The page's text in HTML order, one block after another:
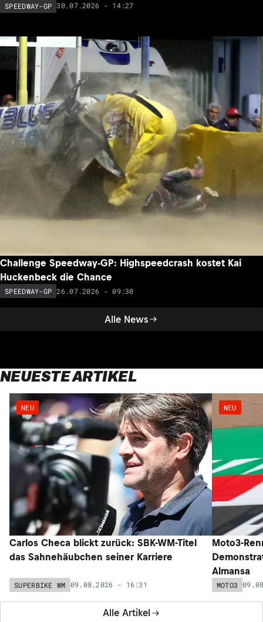
Alle News
SPEEDWAY-GP 30.07.2026 - 14:27
Challenge Speedway-GP: Highspeedcrash kostet Kai
Huckenbeck die Chance
SPEEDWAY-GP 26.07.2026 - 09:30
NEUESTE ARTIKEL
Alle Artikel
NEU
Carlos Checa blickt zurück: SBK-WM-Titel
das Sahnehäubchen seiner Karriere
SUPERBIKE WM 09.08.2026 - 16:31
NEU
Moto3-
Almansa
MOTO3